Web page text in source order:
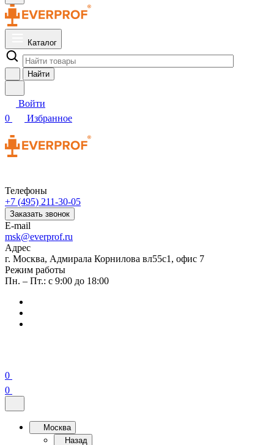
Каталог
Найти
Войти
0
Избранное
Телефоны
+7 (495) 211-30-05
Заказать звонок
E-mail
msk@everprof.ru
Адрес
г. Москва, Адмирала Корнилова вл55с1, офис 7
Режим работы
Пн. – Пт.: с 9:00 до 18:00
0
0
Москва
Назад